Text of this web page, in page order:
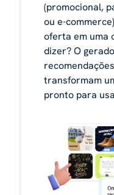
(promocional,
ou e-
oferta em uma
dizer? O
transformam
pronto para